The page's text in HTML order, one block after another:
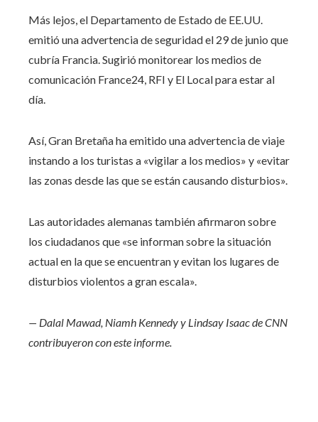
Más lejos, el Departamento de Estado de EE.UU.
emitió una advertencia de seguridad el 29 de junio que
cubría Francia. Sugirió monitorear los medios de
comunicación France24, RFI y El Local para estar al
día.
Así, Gran Bretaña ha emitido una advertencia de viaje
instando a los turistas a «vigilar a los medios» y «evitar
las zonas desde las que se están causando disturbios».
Las autoridades alemanas también afirmaron sobre
los ciudadanos que «se informan sobre la situación
actual en la que se encuentran y evitan los lugares de
disturbios violentos a gran escala».
— Dalal Mawad, Niamh Kennedy y Lindsay Isaac de CNN
contribuyeron con este informe.